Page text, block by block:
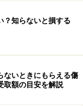
いないこと
までです。
（被保険者）のた
（被扶養者）は対
？知らないと損する
ないときにもらえる傷
取額の目安を解説